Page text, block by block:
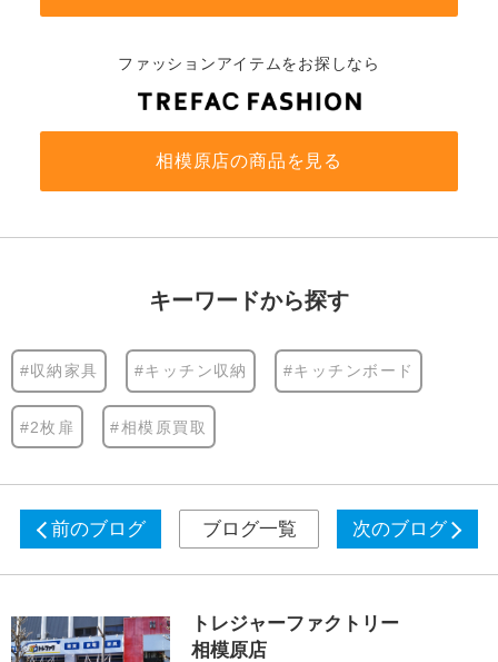
ファッションアイテムをお探しなら
相模原店の商品を見る
キーワードから探す
#収納家具 #キッチン収納 #キッチンボード
#2枚扉 #相模原買取
前のブログ ブログ一覧 次のブログ
トレジャーファクトリー
相模原店